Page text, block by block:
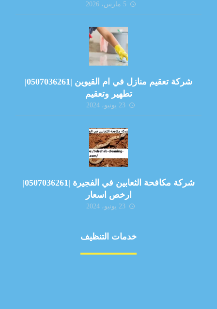
5 مارس، 2026
شركة تعقيم منازل في ام القيوين |0507036261|
تطهير وتعقيم
23 يونيو، 2024
شركة مكافحة الثعابين في الفجيرة |0507036261|
ارخص اسعار
23 يونيو، 2024
خدمات التنظيف